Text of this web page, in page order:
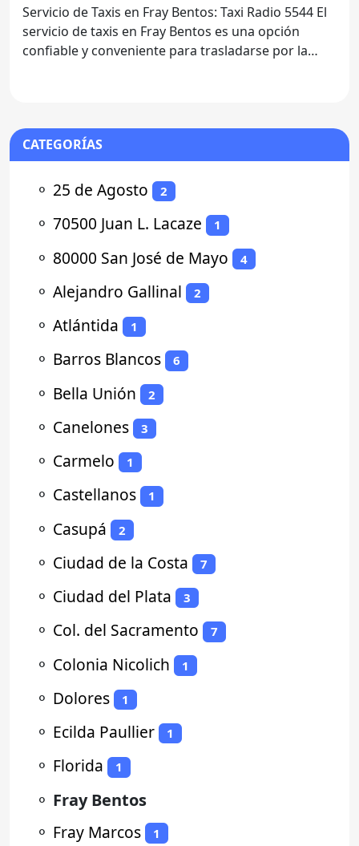
Servicio de Taxis en Fray Bentos: Taxi Radio 5544 El
servicio de taxis en Fray Bentos es una opción
confiable y conveniente para trasladarse por la
CATEGORÍAS
⚬ 25 de Agosto 2
⚬ 70500 Juan L. Lacaze 1
⚬ 80000 San José de Mayo 4
⚬ Alejandro Gallinal 2
⚬ Atlántida 1
⚬ Barros Blancos 6
⚬ Bella Unión 2
⚬ Canelones 3
⚬ Carmelo 1
⚬ Castellanos 1
⚬ Casupá 2
⚬ Ciudad de la Costa 7
⚬ Ciudad del Plata 3
⚬ Col. del Sacramento 7
⚬ Colonia Nicolich 1
⚬ Dolores 1
⚬ Ecilda Paullier 1
⚬ Florida 1
⚬ Fray Bentos
⚬ Fray Marcos 1